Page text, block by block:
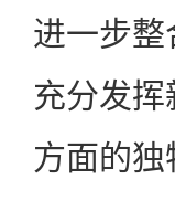
进一步
充分发
方面的